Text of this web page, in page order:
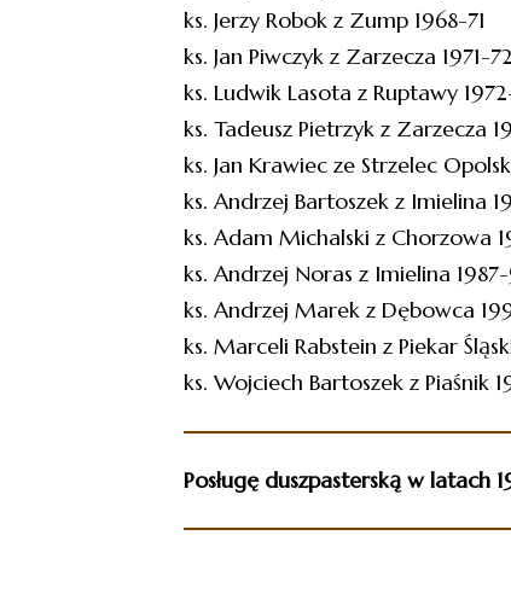
ks. Jerzy Robok z Zump 1968-71
ks. Jan Piwczyk z Zarzecza 1971-72
ks. Ludwik Lasota z Ruptawy
ks. Tadeusz Pietrzyk z Zarzecza
ks. Jan Krawiec ze Strzelec
ks. Andrzej Bartoszek z Imielina
ks. Adam Michalski z Chorzowa
ks. Andrzej Noras z Imielina
ks. Andrzej Marek z Dębowca
ks. Marceli Rabstein z Piekar
ks. Wojciech Bartoszek z Piaśnik
Posługę duszpasterską w latach